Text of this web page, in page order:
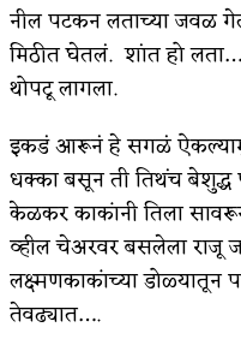
नील पटकन लताच्या जवळ
मिठीत घेतलं. शांत हो
थोपटू लागला.
इकडं आरूनं हे सगळं
धक्का बसून ती तिथंच
केळकर काकांनी तिला
व्हील चेअरवर बसलेला राजू
लक्ष्मणकाकांच्या डोळ्यातून
तेवढ्यात….